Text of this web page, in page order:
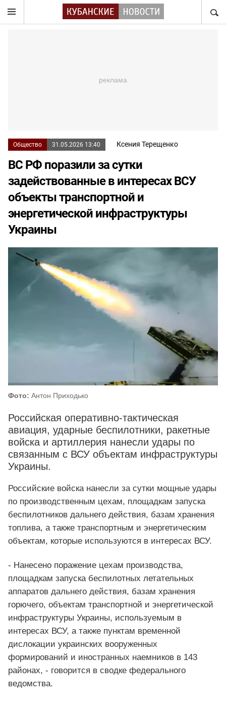
Общество 31.05.2026 13:40 Ксения Терещенко
ВС РФ поразили за сутки
задействованные в интересах ВСУ
объекты транспортной и
энергетической инфраструктуры
Украины
Фото: Антон Приходько
Российская оперативно-тактическая
авиация, ударные беспилотники, ракетные
войска и артиллерия нанесли удары по
связанным с ВСУ объектам инфраструктуры
Украины.
Российские войска нанесли за сутки мощные удары
по производственным цехам, площадкам запуска
беспилотников дальнего действия, базам хранения
топлива, а также транспортным и энергетическим
объектам, которые используются в интересах ВСУ.
- Нанесено поражение цехам производства,
площадкам запуска беспилотных летательных
аппаратов дальнего действия, базам хранения
горючего, объектам транспортной и энергетической
инфраструктуры Украины, используемым в
интересах ВСУ, а также пунктам временной
дислокации украинских вооруженных
формирований и иностранных наемников в 143
районах, - говорится в сводке федерального
ведомства.